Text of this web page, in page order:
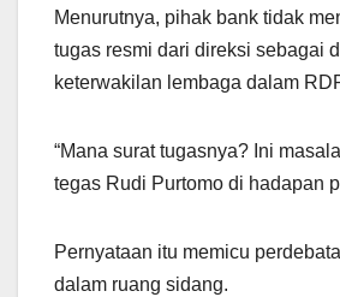
Menurutnya, pihak bank tidak
tugas resmi dari direksi sebagai
keterwakilan lembaga dalam
“Mana surat tugasnya? Ini
tegas Rudi Purtomo di hadapan
Pernyataan itu memicu
dalam ruang sidang.